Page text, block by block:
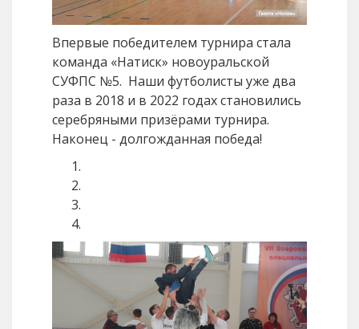
Впервые победителем турнира стала
команда «Натиск» новоуральской
СУФПС №5. Наши футболисты уже два
раза в 2018 и в 2022 годах становились
серебряными призёрами турнира.
Наконец - долгожданная победа!